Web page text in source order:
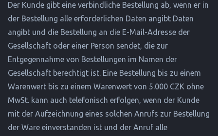
Der Kunde gibt eine verbindliche Bestellung ab, wenn er in
der Bestellung alle erforderlichen Daten angibt Daten
angibt und die Bestellung an die E-Mail-Adresse der
Gesellschaft oder einer Person sendet, die zur
Entgegennahme von Bestellungen im Namen der
Gesellschaft berechtigt ist. Eine Bestellung bis zu einem
Warenwert bis zu einem Warenwert von 5.000 CZK ohne
MwSt. kann auch telefonisch erfolgen, wenn der Kunde
mit der Aufzeichnung eines solchen Anrufs zur Bestellung
der Ware einverstanden ist und der Anruf alle